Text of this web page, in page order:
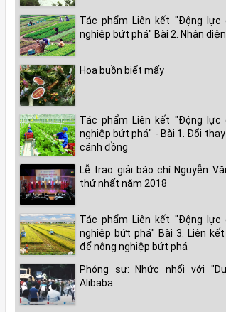
Tác phẩm Liên kết "Động lực
nghiệp bứt phá" Bài 2. Nhận
Hoa buồn biết mấy
Tác phẩm Liên kết "Động lực
nghiệp bứt phá" - Bài 1. Đổi
cánh đồng
Lễ trao giải báo chí Nguyễn
thứ nhất năm 2018
Tác phẩm Liên kết "Động lực
nghiệp bứt phá" Bài 3. Liên
để nông nghiệp bứt phá
Phóng sự: Nhức nhối với
Alibaba